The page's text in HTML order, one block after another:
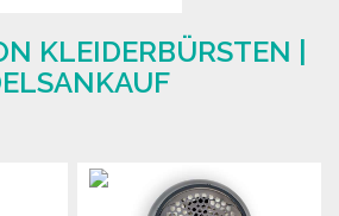
KLEIDERBÜRSTEN |